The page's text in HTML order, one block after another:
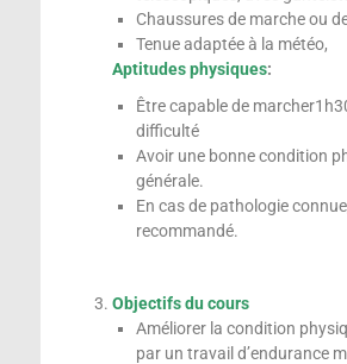
Chaussures de marche ou
Tenue adaptée à la météo,
Aptitudes physiques:
Être capable de
difficulté
Avoir une bonne condition
générale.
En cas de pathologie
recommandé.
Objectifs du cours
Améliorer la condition
par un travail d’endurance